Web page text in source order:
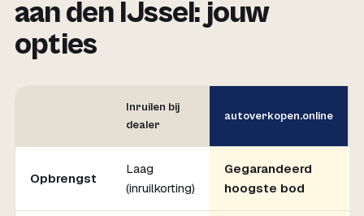
aan den IJssel: jouw
opties
Inruilen bij
dealer
autoverkopen.online
Opbrengst
Laag
(inruilkorting)
Gegarandeerd
hoogste bod